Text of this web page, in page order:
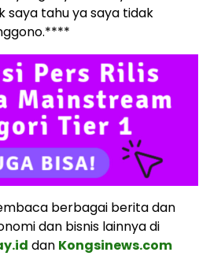
saya tahu ya saya tidak
berbagai berita dan
dan bisnis lainnya di
dan Kongsinews.com